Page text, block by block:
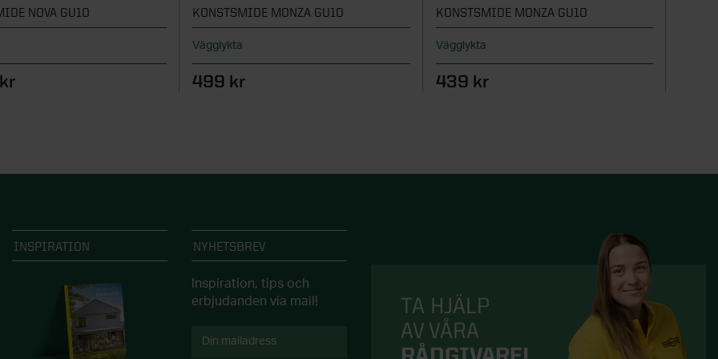
NOVA GU10 KONSTSMIDE MONZA GU10
Vägglykta
499 kr
KONSTSMIDE MONZA GU10
Vägglykta
439 kr
INSPIRATION NYHETSBREV
Inspiration, tips och
erbjudanden via mail!
TA HJÄLP
AV VÅRA